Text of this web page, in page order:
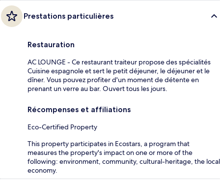
Prestations particulières
Restauration
AC LOUNGE - Ce restaurant traiteur propose des spécialités
Cuisine espagnole et sert le petit déjeuner, le déjeuner et le
dîner. Vous pouvez profiter d'un moment de détente en
prenant un verre au bar. Ouvert tous les jours.
Récompenses et affiliations
Eco-Certified Property
This property participates in Ecostars, a program that
measures the property's impact on one or more of the
following: environment, community, cultural-heritage, the local
economy.